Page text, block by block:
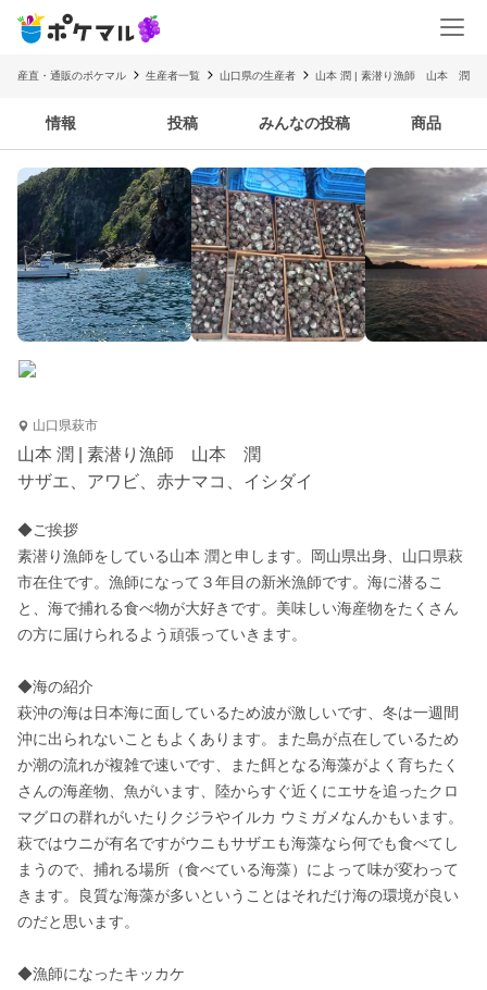
産直・通販のポケマル 生産者一覧 山口県の生産者 山本 潤 | 素潜り漁師 山本 潤
情報 投稿 みんなの投稿 商品
山口県萩市
山本 潤 | 素潜り漁師 山本 潤
サザエ、アワビ、赤ナマコ、イシダイ
◆ご挨拶
素潜り漁師をしている山本 潤と申します。岡山県出身、山口県萩
市在住です。漁師になって３年目の新米漁師です。海に潜るこ
と、海で捕れる食べ物が大好きです。美味しい海産物をたくさん
の方に届けられるよう頑張っていきます。
◆海の紹介
萩沖の海は日本海に面しているため波が激しいです、冬は一週間
沖に出られないこともよくあります。また島が点在しているため
か潮の流れが複雑で速いです、また餌となる海藻がよく育ちたく
さんの海産物、魚がいます、陸からすぐ近くにエサを追ったクロ
マグロの群れがいたりクジラやイルカ ウミガメなんかもいます。
萩ではウニが有名ですがウニもサザエも海藻なら何でも食べてし
まうので、捕れる場所（食べている海藻）によって味が変わって
きます。良質な海藻が多いということはそれだけ海の環境が良い
のだと思います。
◆漁師になったキッカケ